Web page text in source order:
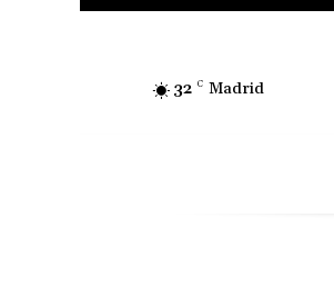
32 C Madrid